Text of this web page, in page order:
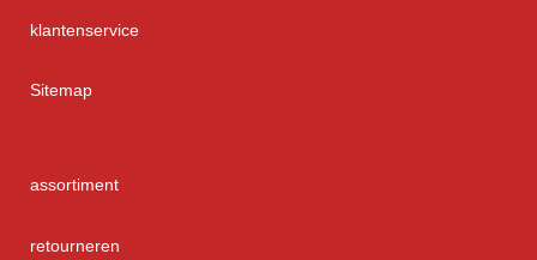
klantenservice
Sitemap
assortiment
retourneren